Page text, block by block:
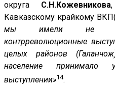
округа С.Н.Кожевникова
Кавказскому крайкому
мы имели не
контрреволюционные
целых районов
население принимало
выступлении»14.